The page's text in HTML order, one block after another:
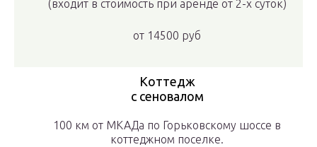
(входит в стоимость при аренде от 2-х суток)
от 14500 руб
Коттедж
с сеновалом
100 км от МКАДа по Горьковскому шоссе в
коттеджном поселке.